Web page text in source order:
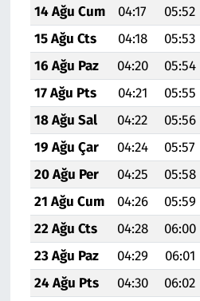
14 Ağu Cum
04:17 05:52
15 Ağu Cts
04:18 05:53
16 Ağu Paz
04:20 05:54
17 Ağu Pts
04:21 05:55
18 Ağu Sal
04:22 05:56
19 Ağu Çar
04:24 05:57
20 Ağu Per
04:25 05:58
21 Ağu Cum
04:26 05:59
22 Ağu Cts
04:28 06:00
23 Ağu Paz
04:29 06:01
24 Ağu Pts
04:30 06:02